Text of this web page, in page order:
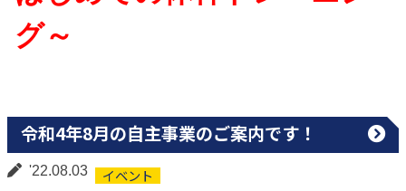
グ～
令和4年8月の自主事業のご案内です！
'22.08.03 イベント